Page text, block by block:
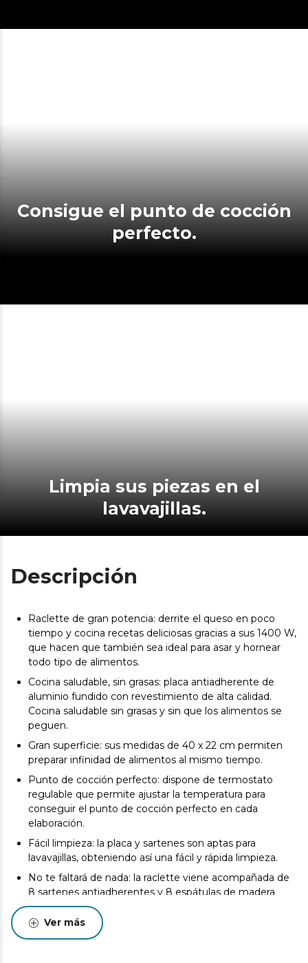
Consigue el punto de cocción
perfecto.
Limpia sus piezas en el
lavavajillas.
Descripción
Raclette de gran potencia: derrite el queso en poco
tiempo y cocina recetas deliciosas gracias a sus 1400 W,
que hacen que también sea ideal para asar y hornear
todo tipo de alimentos.
Cocina saludable, sin grasas: placa antiadherente de
aluminio fundido con revestimiento de alta calidad.
Cocina saludable sin grasas y sin que los alimentos se
peguen.
Gran superficie: sus medidas de 40 x 22 cm permiten
preparar infinidad de alimentos al mismo tiempo.
Punto de cocción perfecto: dispone de termostato
regulable que permite ajustar la temperatura para
conseguir el punto de cocción perfecto en cada
elaboración.
Fácil limpieza: la placa y sartenes son aptas para
lavavajillas, obteniendo así una fácil y rápida limpieza.
No te faltará de nada: la raclette viene acompañada de
8 sartenes antiadherentes y 8 espátulas de madera
para que no te falte de nada.
Superficie mixta: dispone de una superficie de grill y
plancha reversible para cocinar desde carne y verduras
Ver más